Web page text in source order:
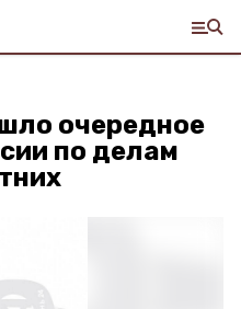
очередное
по делам